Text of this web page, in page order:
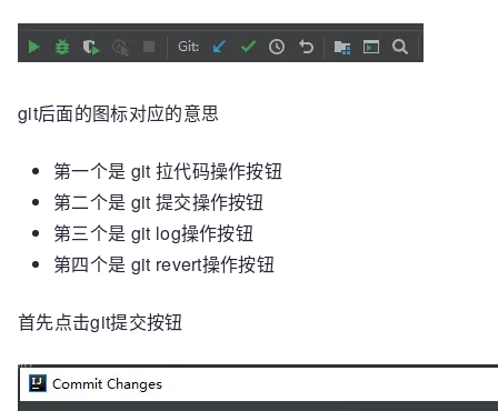
git后面的图标对应的意思
第一个是 git 拉代码操作按钮
第二个是 git 提交操作按钮
第三个是 git log操作按钮
第四个是 git revert操作按钮
首先点击git提交按钮